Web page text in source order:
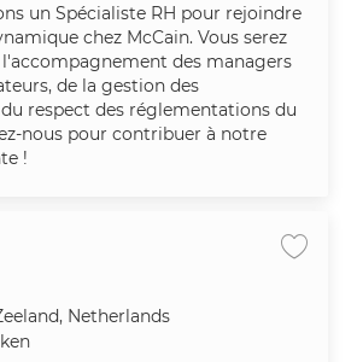
un Spécialiste RH pour rejoindre
chez McCain. Vous serez
l'accompagnement des managers
de la gestion des
respect des réglementations du
nous pour contribuer à notre
!
Netherlands